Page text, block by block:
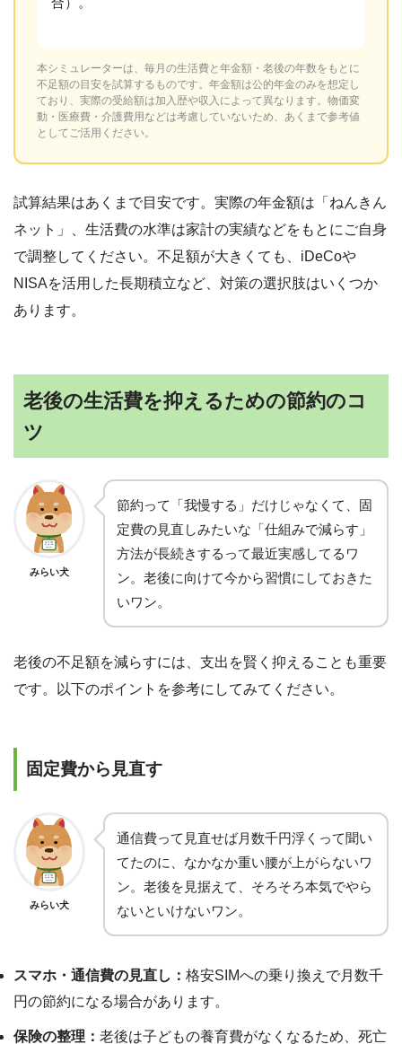
本シミュレーターは、毎月の生活費と年金額・老後の年数をもとに
不足額の目安を試算するものです。年金額は公的年金のみを想定し
ており、実際の受給額は加入歴や収入によって異なります。物価変
動・医療費・介護費用などは考慮していないため、あくまで参考値
としてご活用ください。
試算結果はあくまで目安です。実際の年金額は「ねんきん
ネット」、生活費の水準は家計の実績などをもとにご自身
で調整してください。不足額が大きくても、iDeCoや
NISAを活用した長期積立など、対策の選択肢はいくつか
あります。
老後の生活費を抑えるための節約のコ
ツ
みらい犬
節約って「我慢する」だけじゃなくて、固
定費の見直しみたいな「仕組みで減らす」
方法が長続きするって最近実感してるワ
ン。老後に向けて今から習慣にしておきた
いワン。
老後の不足額を減らすには、支出を賢く抑えることも重要
です。以下のポイントを参考にしてみてください。
固定費から見直す
みらい犬
通信費って見直せば月数千円浮くって聞い
てたのに、なかなか重い腰が上がらないワ
ン。老後を見据えて、そろそろ本気でやら
ないといけないワン。
スマホ・通信費の見直し： 格安SIMへの乗り換えで月数千
円の節約になる場合があります。
保険の整理： 老後は子どもの養育費がなくなるため、死亡